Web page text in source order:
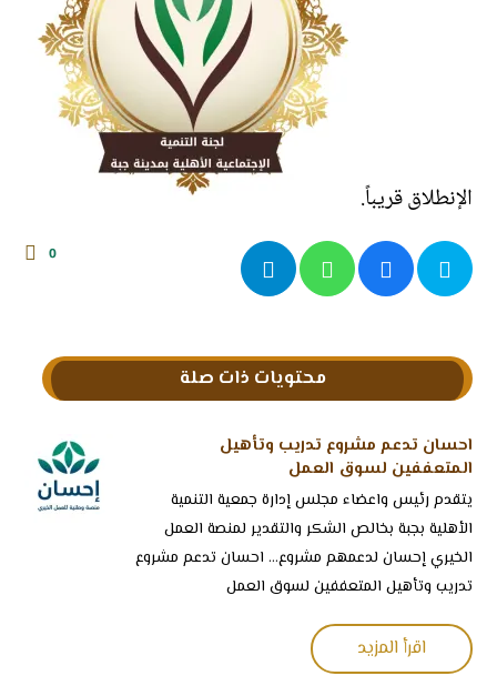
الإنطلاق قريباً.
0
محتويات ذات صلة
احسان تدعم مشروع تدريب وتأهيل
المتعففين لسوق العمل
‏يتقدم رئيس واعضاء مجلس إدارة جمعية التنمية
الأهلية بجبة بخالص الشكر والتقدير لمنصة العمل
الخيري إحسان لدعمهم مشروع... احسان تدعم مشروع
تدريب وتأهيل المتعففين لسوق العمل
اقرأ المزيد